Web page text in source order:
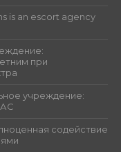
is an escort agency
при
учреждение:
содействие